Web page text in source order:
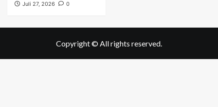
Juli 27, 2026
0
Copyright © All rights reserved.